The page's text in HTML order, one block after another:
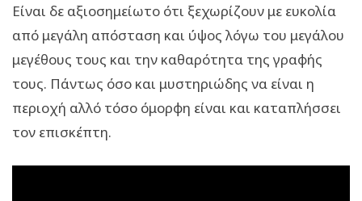
Είναι δε αξιοσημείωτο ότι ξεχωρίζουν με ευκολία
από μεγάλη απόσταση και ύψος λόγω του μεγάλου
μεγέθους τους και την καθαρότητα της γραφής
τους. Πάντως όσο και μυστηριώδης να είναι η
περιοχή αλλό τόσο όμορφη είναι και καταπλήσσει
τον επισκέπτη.